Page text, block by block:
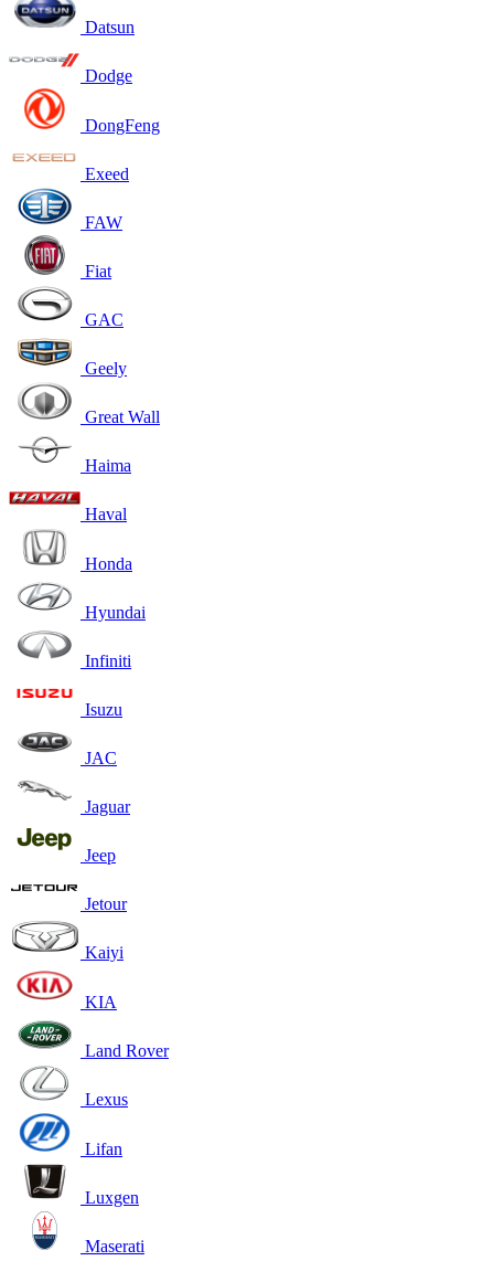
Datsun
Dodge
DongFeng
Exeed
FAW
Fiat
GAC
Geely
Great Wall
Haima
Haval
Honda
Hyundai
Infiniti
Isuzu
JAC
Jaguar
Jeep
Jetour
Kaiyi
KIA
Land Rover
Lexus
Lifan
Luxgen
Maserati